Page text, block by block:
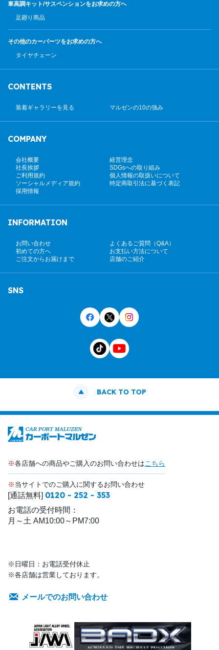
車高調キット/サスペンションをお求めの方へ
足廻り商品
その他のカーパーツをお求めの方へ
タイヤチェーン
CONTENTS
装着ギャラリーを見る マルゼンの10の強み
COMPANY
会社概要
経営理念
社長挨拶
SDGsへの取り組み
ご利用規約
個人情報の取扱いについて
ソーシャルメディア規約
特定商取引法に基づく表記
採用情報
INFORMATION
お問い合わせ
よくあるご質問（Q&A）
初めての方へ
お支払い方法について
ご注文からお届けまで
店舗のご紹介
SNS
BACK TO TOP
※各店舗への商品やご購入のお問い合わせはこちら
※当サイトでのご購入に関するお問い合わせ
[通話無料] 0120 - 252 - 353
お電話の受付時間：
月～土 AM10:00～PM7:00
※日曜日：お電話受付休止
※各店舗は営業しております。
メールでのお問い合わせ